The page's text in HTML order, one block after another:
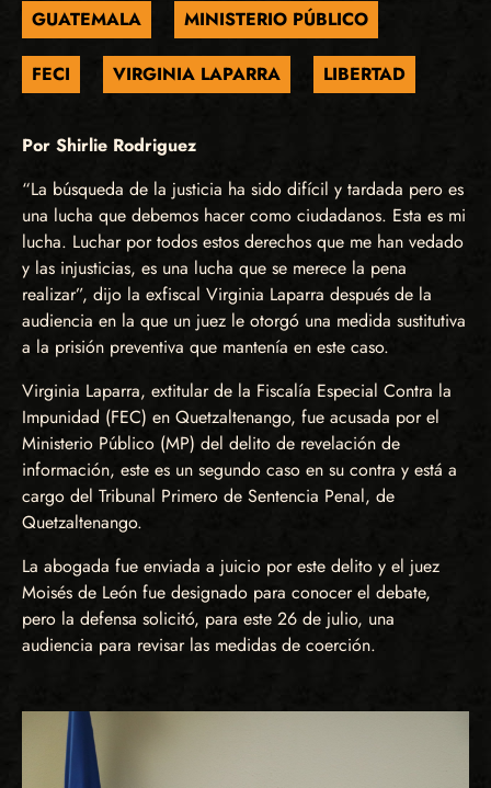
GUATEMALA MINISTERIO PÚBLICO
FECI VIRGINIA LAPARRA LIBERTAD
Por Shirlie Rodriguez
“La búsqueda de la justicia ha sido difícil y tardada pero es
una lucha que debemos hacer como ciudadanos. Esta es mi
lucha. Luchar por todos estos derechos que me han vedado
y las injusticias, es una lucha que se merece la pena
realizar”, dijo la exfiscal Virginia Laparra después de la
audiencia en la que un juez le otorgó una medida sustitutiva
a la prisión preventiva que mantenía en este caso.
Virginia Laparra, extitular de la Fiscalía Especial Contra la
Impunidad (FEC) en Quetzaltenango, fue acusada por el
Ministerio Público (MP) del delito de revelación de
información, este es un segundo caso en su contra y está a
cargo del Tribunal Primero de Sentencia Penal, de
Quetzaltenango.
La abogada fue enviada a juicio por este delito y el juez
Moisés de León fue designado para conocer el debate,
pero la defensa solicitó, para este 26 de julio, una
audiencia para revisar las medidas de coerción.